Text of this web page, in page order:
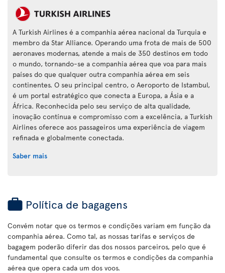
A Turkish Airlines é a companhia aérea nacional da Turquia e
membro da Star Alliance. Operando uma frota de mais de 500
aeronaves modernas, atende a mais de 350 destinos em todo
o mundo, tornando-se a companhia aérea que voa para mais
países do que qualquer outra companhia aérea em seis
continentes. O seu principal centro, o Aeroporto de Istambul,
é um portal estratégico que conecta a Europa, a Ásia e a
África. Reconhecida pelo seu serviço de alta qualidade,
inovação contínua e compromisso com a excelência, a Turkish
Airlines oferece aos passageiros uma experiência de viagem
refinada e globalmente conectada.
Saber mais
Política de bagagens
Convém notar que os termos e condições variam em função da
companhia aérea. Como tal, as nossas tarifas e serviços de
bagagem poderão diferir das dos nossos parceiros, pelo que é
fundamental que consulte os termos e condições da companhia
aérea que opera cada um dos voos.